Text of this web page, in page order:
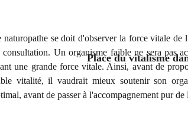
naturopathe se doit d'observer la force vitale
consultation. Un organisme faible ne sera pas
une grande force vitale. Ainsi, avant de
vitalité, il vaudrait mieux soutenir son
avant de passer à l'accompagnement pur
Place du vitalisme